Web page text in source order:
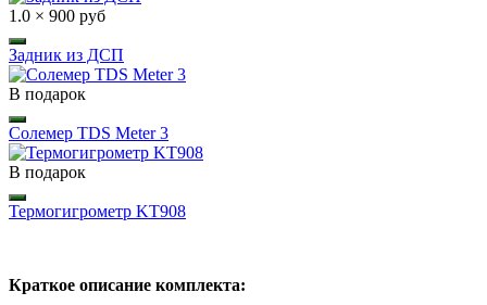
1.0 × 900 руб
Задник из ДСП
В подарок
Солемер TDS Meter 3
В подарок
Термогигрометр KT908
Краткое описание комплекта: